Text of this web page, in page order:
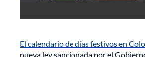
El calendario de días festivos en
nueva ley sancionada por el